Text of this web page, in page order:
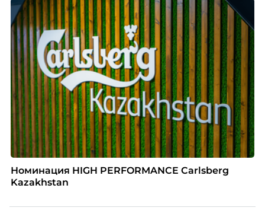
Номинация HIGH PERFORMANCE Carlsberg
Kazakhstan